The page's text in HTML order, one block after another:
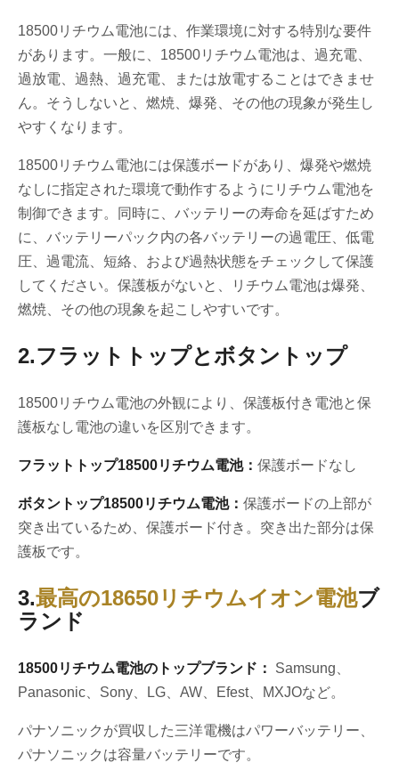
18500リチウム電池には、作業環境に対する特別な要件
があります。一般に、18500リチウム電池は、過充電、
過放電、過熱、過充電、または放電することはできませ
ん。そうしないと、燃焼、爆発、その他の現象が発生し
やすくなります。
18500リチウム電池には保護ボードがあり、爆発や燃焼
なしに指定された環境で動作するようにリチウム電池を
制御できます。同時に、バッテリーの寿命を延ばすため
に、バッテリーパック内の各バッテリーの過電圧、低電
圧、過電流、短絡、および過熱状態をチェックして保護
してください。保護板がないと、リチウム電池は爆発、
燃焼、その他の現象を起こしやすいです。
2.フラットトップとボタントップ
18500リチウム電池の外観により、保護板付き電池と保
護板なし電池の違いを区別できます。
フラットトップ18500リチウム電池： 保護ボードなし
ボタントップ18500リチウム電池： 保護ボードの上部が
突き出ているため、保護ボード付き。突き出た部分は保
護板です。
3.最高の18650リチウムイオン電池ブ
ランド
18500リチウム電池のトップブランド：
Samsung、
Panasonic、Sony、LG、AW、Efest、MXJOなど。
パナソニックが買収した三洋電機はパワーバッテリー、
パナソニックは容量バッテリーです。